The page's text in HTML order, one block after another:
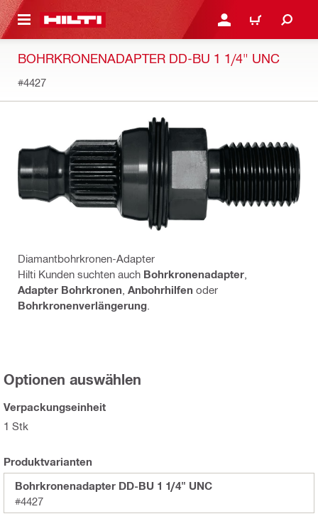
ANMELDEN ODER
WARENKORB
BOHRKRONENADAPTER DD-BU 1 1/4" UNC
#4427
Diamantbohrkronen-Adapter
Hilti Kunden suchten auch Bohrkronenadapter
Adapter Bohrkronen Anbohrhilfen oder
Bohrkronenverlängerung
Optionen auswählen
Verpackungseinheit
1 Stk
Produktvarianten
Bohrkronenadapter DD-BU 1 1/4" UNC
#4427